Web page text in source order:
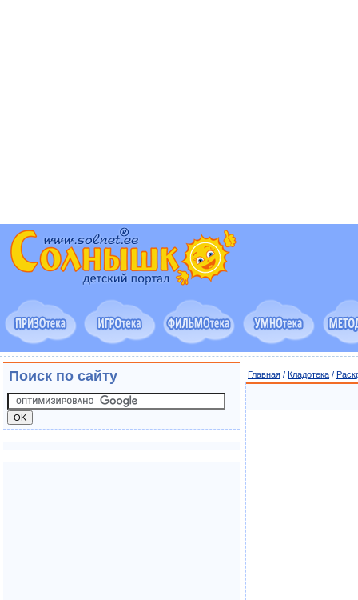
Главная / Кладотека /
Поиск по сайту